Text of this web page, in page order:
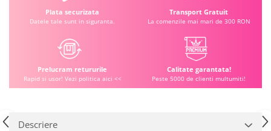
Plata securizata
Datele tale sunt in siguranta.
Transport Gratuit
La comenzile mai mari de 300 RON
Prelucram retururile
Rapid si usor! Vezi politica aici <<
Calitate garantata!
Peste 5000 de clienti multumiti!
Descriere